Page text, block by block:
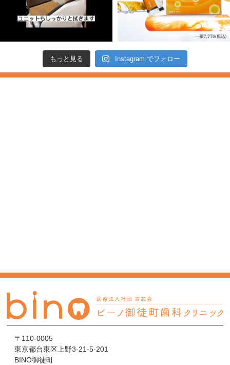
もっと見る Instagram でフォロー
〒110-0005
東京都台東区上野3-21-5-201
BINO御徒町